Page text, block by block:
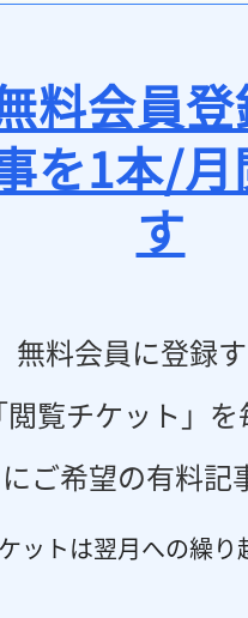
料会員
を1本/
す
無料会員に登録
覧チケット」
ご希望の有料記
ットは翌月への繰り